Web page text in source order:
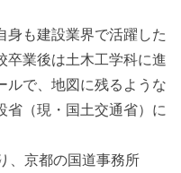
身も建設業界で活躍した
卒業後は土木工学科に進
ルで、地図に残るような
省（現・国土交通省）に
、京都の国道事務所